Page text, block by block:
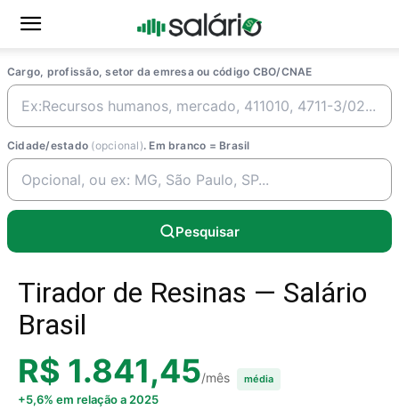
Cargo, profissão, setor da emresa ou código CBO/CNAE
Cidade/estado (opcional). Em branco = Brasil
Pesquisar
Tirador de Resinas — Salário
Brasil
R$ 1.841,45/mês média
+5,6% em relação a 2025